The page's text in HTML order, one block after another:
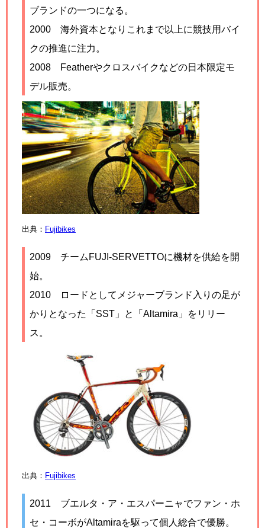
ブランドの一つになる。
2000 海外資本となりこれまで以上に競技用バイ
クの推進に注力。
2008
Featherやクロスバイクなどの日本限定モ
デル販売。
出典： Fujibikes
2009 チームFUJI-SERVETTOに機材を供給を開
始。
2010
ロードとしてメジャーブランド入りの足が
かりとなった「SST」と「Altamira」をリリー
ス。
出典： Fujibikes
2011 ブエルタ・ア・エスパーニャでファン・ホ
セ・コーボがAltamiraを駆って個人総合で優勝。